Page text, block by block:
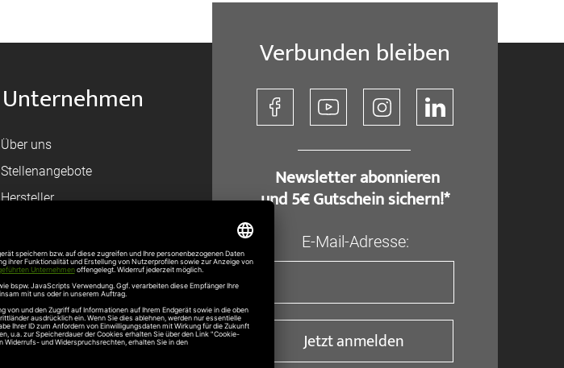
Unternehmen
Über uns
Stellenangebote
Hersteller
Hörmann Sektionaltor
Verbunden bleiben
​ Newsletter abonnieren
und 5€ Gutschein sichern!*
E-Mail-Adresse:
Jetzt anmelden